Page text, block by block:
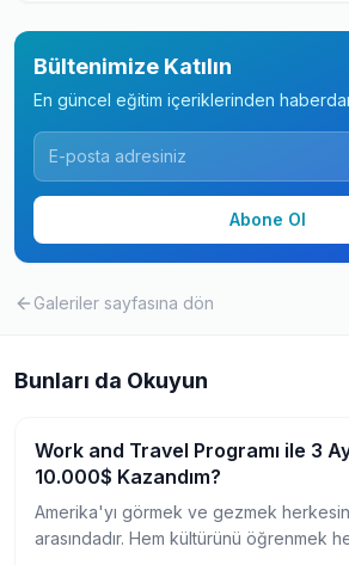
Bültenimize Katılın
En güncel eğitim içeriklerinden
Abone Ol
Galeriler sayfasına dön
Bunları da Okuyun
Work and Travel İşleri
Work and Travel Programı ile 3
10.000$ Kazandım?
Amerika'yı görmek ve gezmek
arasındadır. Hem kültürünü öğrenmek